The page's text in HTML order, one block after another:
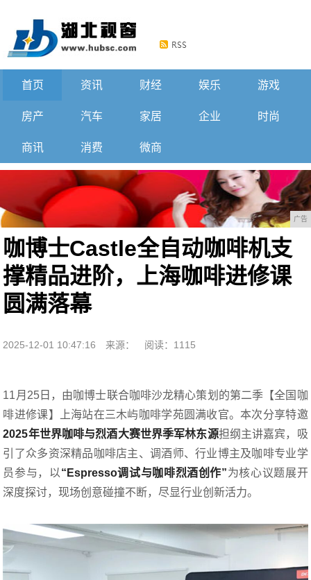
首页 资讯 财经 娱乐 游戏
房产 汽车 家居 企业 时尚
商讯 消费 微商
广告
咖博士Castle全自动咖啡机支
撑精品进阶，上海咖啡进修课
圆满落幕
2025-12-01 10:47:16 来源： 阅读：1115
11月25日，由咖博士联合咖啡沙龙精心策划的第二季【全国咖
啡进修课】上海站在三木屿咖啡学苑圆满收官。本次分享特邀
2025年世界咖啡与烈酒大赛世界季军林东源担纲主讲嘉宾，吸
引了众多资深精品咖啡店主、调酒师、行业博主及咖啡专业学
员参与，以 “Espresso调试与咖啡烈酒创作”为核心议题展开
深度探讨，现场创意碰撞不断，尽显行业创新活力。